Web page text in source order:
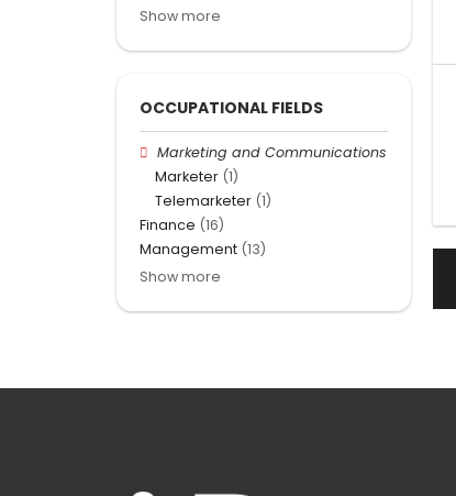
Show more
OCCUPATIONAL FIELDS
Marketing and Communications
Marketer (1)
Telemarketer (1)
Finance (16)
Management (13)
Show more